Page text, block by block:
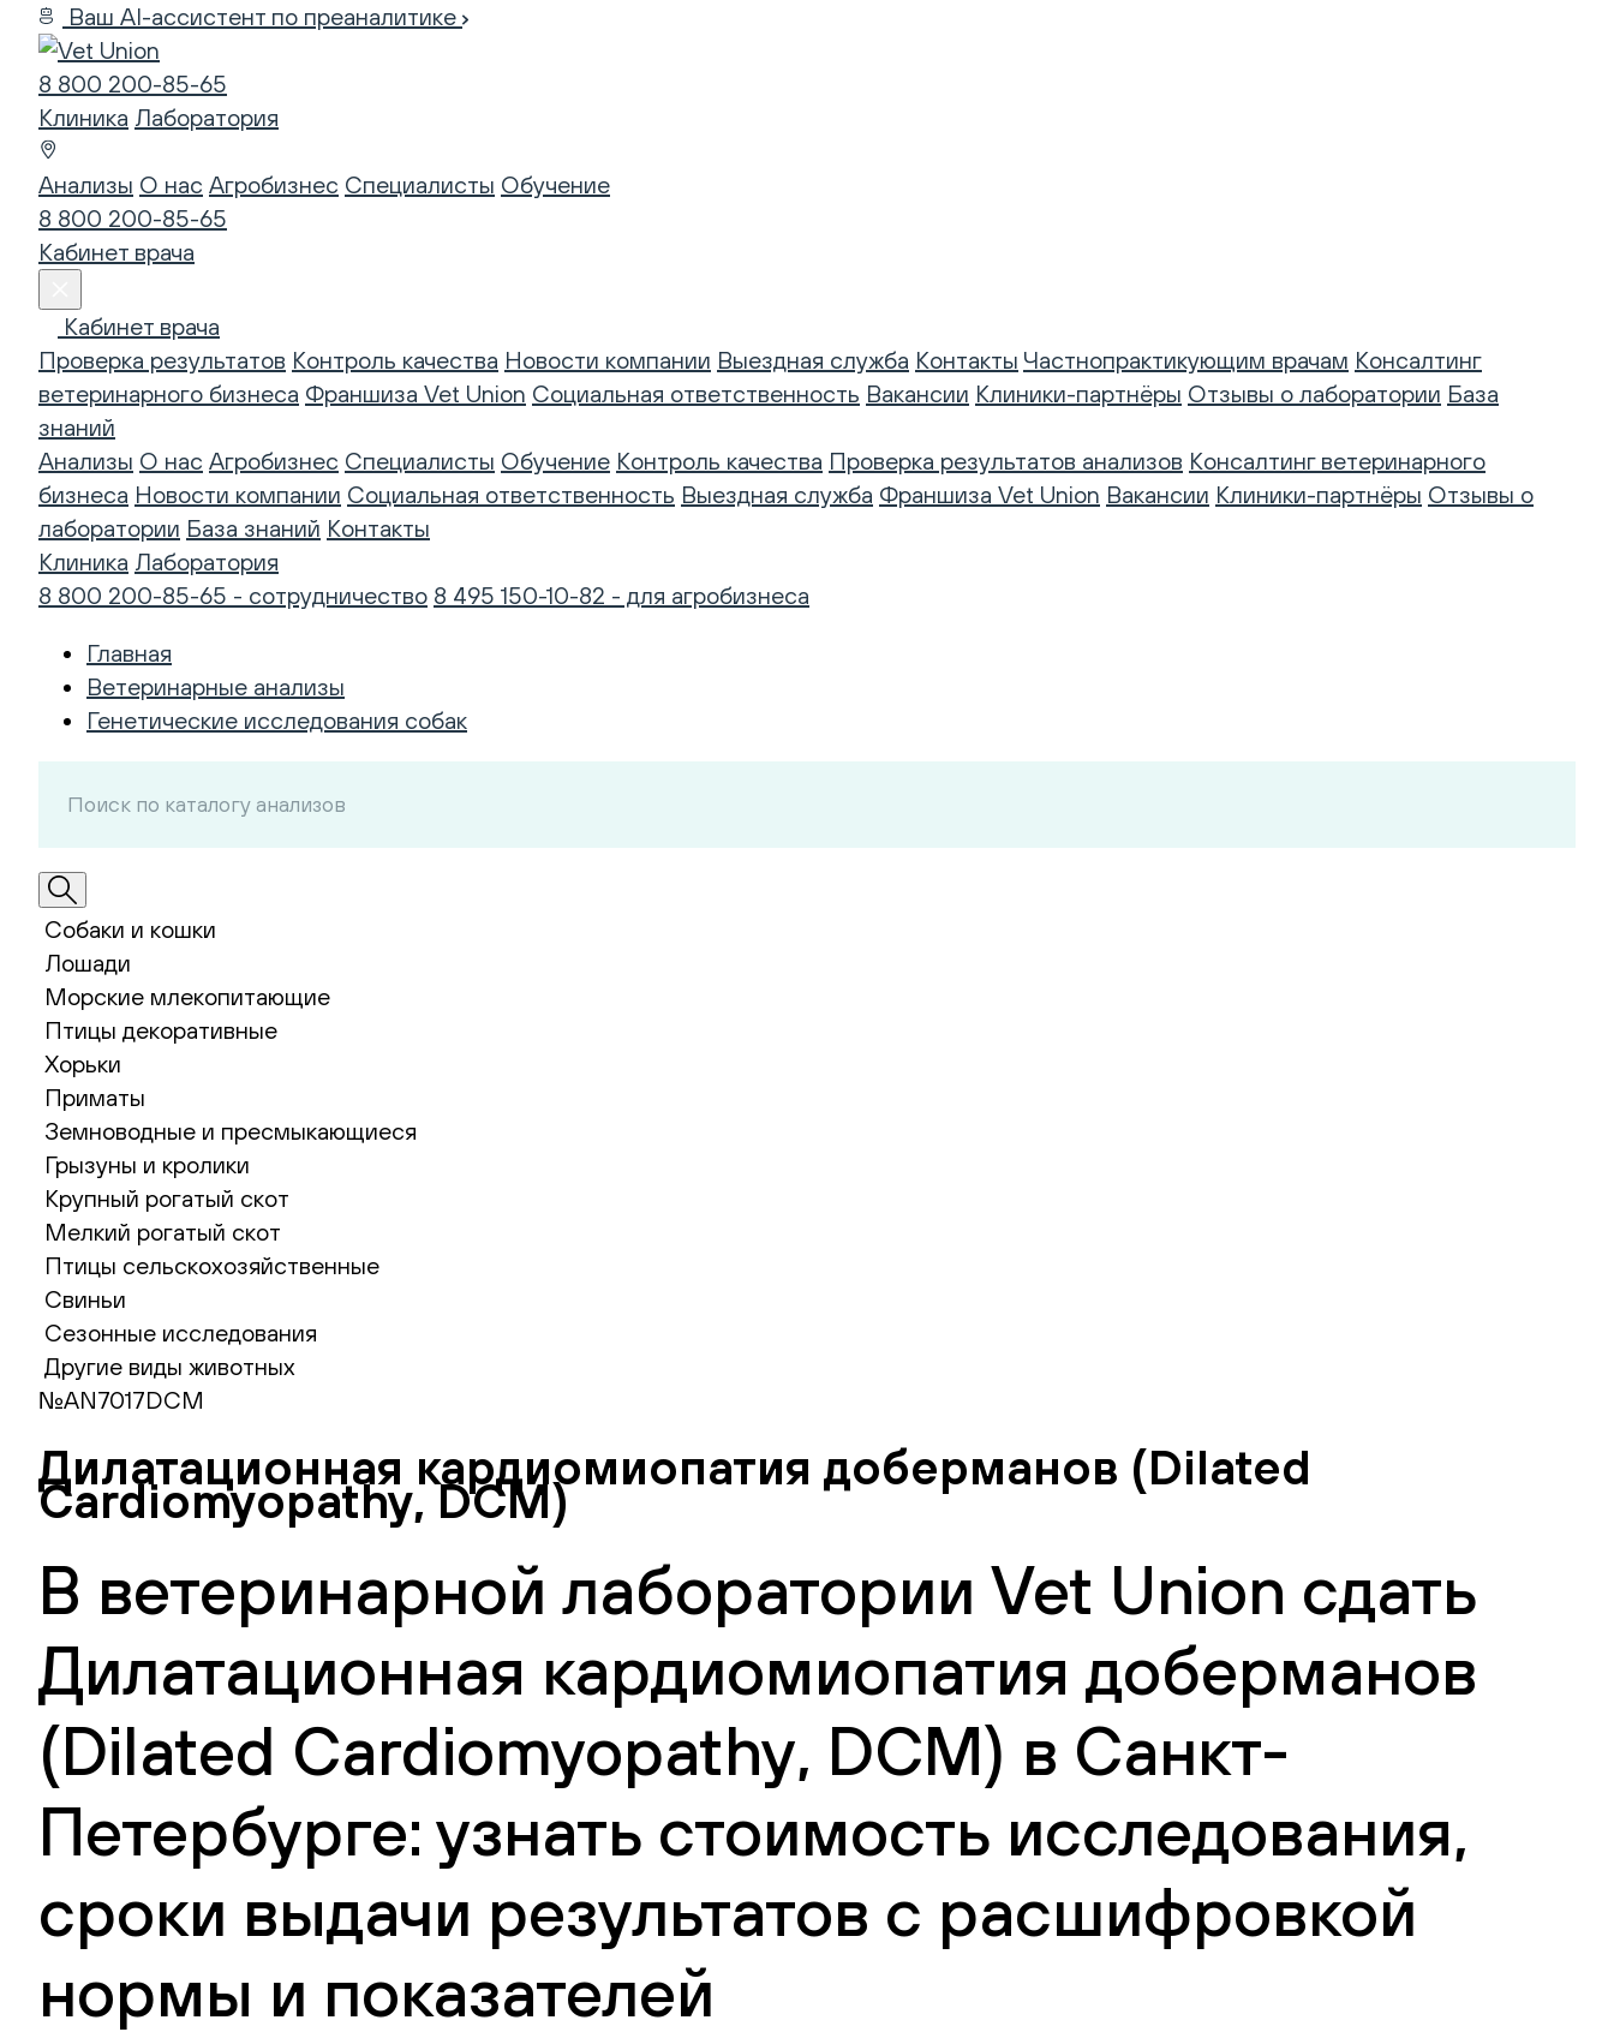
Ваш AI-ассистент по преаналитике
8 800 200-85-65
Клиника Лаборатория
Анализы О нас Агробизнес Специалисты Обучение
8 800 200-85-65
Кабинет врача
Кабинет врача
Проверка результатов Контроль качества Новости компании Выездная служба Контакты Частнопрактикующим врачам Консалтинг
ветеринарного бизнеса Франшиза Vet Union Социальная ответственность Вакансии Клиники-партнёры Отзывы о лаборатории База
знаний
Анализы О нас Агробизнес Специалисты Обучение Контроль качества Проверка результатов анализов Консалтинг ветеринарного
бизнеса Новости компании Социальная ответственность Выездная служба Франшиза Vet Union Вакансии Клиники-партнёры Отзывы о
лаборатории База знаний Контакты
Клиника Лаборатория
8 800 200-85-65 - сотрудничество 8 495 150-10-82 - для агробизнеса
Главная
Ветеринарные анализы
Генетические исследования собак
Собаки и кошки
Лошади
Морские млекопитающие
Птицы декоративные
Хорьки
Приматы
Земноводные и пресмыкающиеся
Грызуны и кролики
Крупный рогатый скот
Мелкий рогатый скот
Птицы сельскохозяйственные
Свиньи
Сезонные исследования
Другие виды животных
№AN7017DCM
Дилатационная кардиомиопатия доберманов (Dilated
Cardiomyopathy, DCM)
В ветеринарной лаборатории Vet Union сдать
Дилатационная кардиомиопатия доберманов
(Dilated Cardiomyopathy, DCM) в Санкт-
Петербурге: узнать стоимость исследования,
сроки выдачи результатов с расшифровкой
нормы и показателей